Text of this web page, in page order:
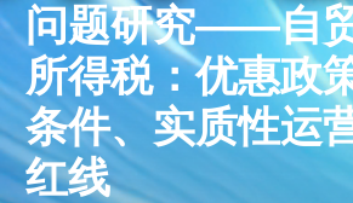
问题研究——自
所得税：优惠政
条件、实质性运
红线